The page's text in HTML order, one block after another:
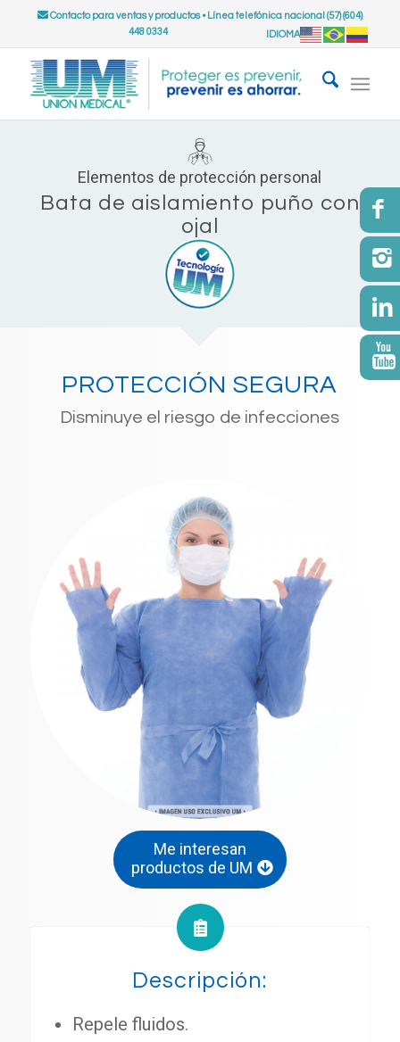
Contacto para ventas y productos• Línea telefónica nacional (57) (604)
448 0334
IDIOMA
Elementos de protección personal
Bata de aislamiento puño con
ojal
PROTECCIÓN SEGURA
Disminuye el riesgo de infecciones
Me interesan
productos de UM
Descripción:
Repele fluidos.